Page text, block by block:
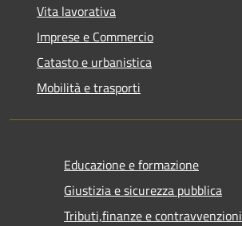
Vita lavorativa
Imprese e Commercio
Catasto e urbanistica
Mobilità e trasporti
Educazione e formazione
Giustizia e sicurezza pubblica
Tributi,finanze e contravvenzioni